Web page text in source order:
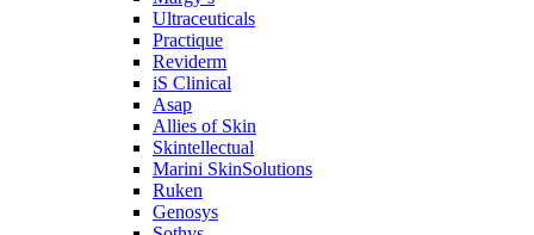
Ultraceuticals
Practique
Reviderm
iS Clinical
Asap
Allies of Skin
Skintellectual
Marini SkinSolutions
Ruken
Genosys